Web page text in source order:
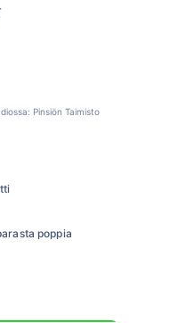
Pinsiön Taimisto
poppia